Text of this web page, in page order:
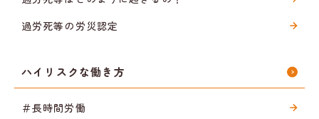
過労死等の労災認定
ハイリスクな働き方
＃長時間労働